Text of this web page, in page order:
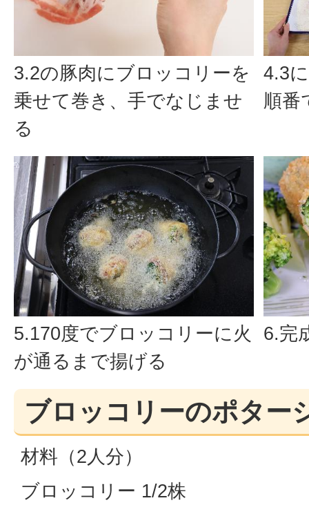
3.2の豚肉にブロッコリーを
乗せて巻き、手でなじませ
る
4.3
順番
5.170度でブロッコリーに火
が通るまで揚げる
6.完
ブロッコリーのポター
材料（2人分）
ブロッコリー 1/2株